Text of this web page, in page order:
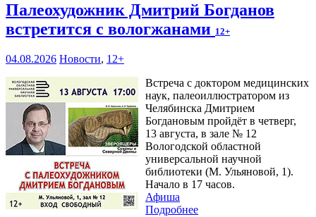
Палеохудожник Дмитрий Богданов
встретится с вологжанами 12+
04.08.2026 Новости, 12+
Встреча с доктором медицинских
наук, палеоиллюстратором из
Челябинска Дмитрием
Богдановым пройдёт в четверг,
13 августа, в зале № 12
Вологодской областной
универсальной научной
библиотеки (М. Ульяновой, 1).
Начало в 17 часов.
Афиша
Подробнее